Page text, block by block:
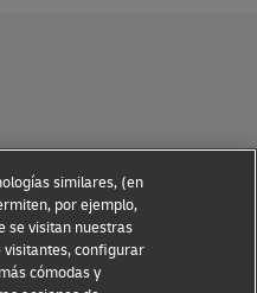
similares, (en
por ejemplo,
se visitan nuestras
visitantes, configurar
cómodas y